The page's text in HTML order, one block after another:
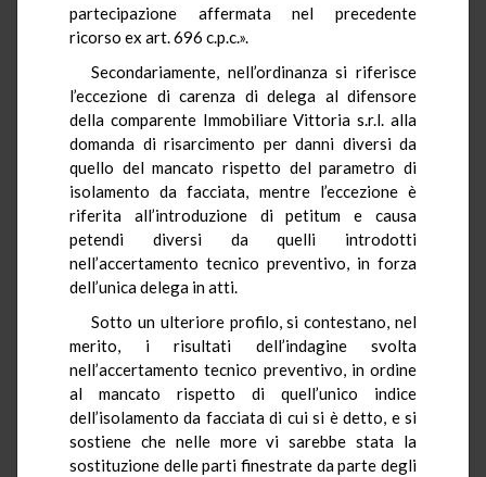
partecipazione affermata nel precedente
ricorso ex art. 696 c.p.c.».
Secondariamente, nell’ordinanza si riferisce
l’eccezione di carenza di delega al difensore
della comparente Immobiliare Vittoria s.r.l. alla
domanda di risarcimento per danni diversi da
quello del mancato rispetto del parametro di
isolamento da facciata, mentre l’eccezione è
riferita all’introduzione di petitum e causa
petendi diversi da quelli introdotti
nell’accertamento tecnico preventivo, in forza
dell’unica delega in atti.
Sotto un ulteriore profilo, si contestano, nel
merito, i risultati dell’indagine svolta
nell’accertamento tecnico preventivo, in ordine
al mancato rispetto di quell’unico indice
dell’isolamento da facciata di cui si è detto, e si
sostiene che nelle more vi sarebbe stata la
sostituzione delle parti finestrate da parte degli